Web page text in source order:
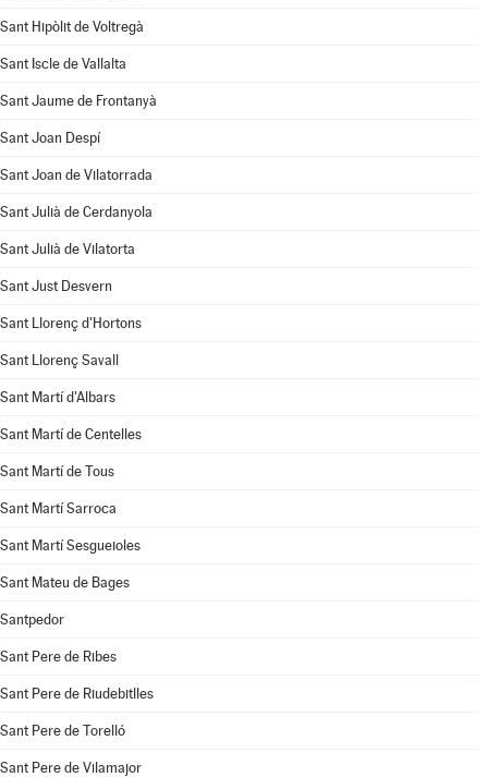
Sant Hipòlit de Voltregà
Sant Iscle de Vallalta
Sant Jaume de Frontanyà
Sant Joan Despí
Sant Joan de Vilatorrada
Sant Julià de Cerdanyola
Sant Julià de Vilatorta
Sant Just Desvern
Sant Llorenç d'Hortons
Sant Llorenç Savall
Sant Martí d'Albars
Sant Martí de Centelles
Sant Martí de Tous
Sant Martí Sarroca
Sant Martí Sesgueioles
Sant Mateu de Bages
Santpedor
Sant Pere de Ribes
Sant Pere de Riudebitlles
Sant Pere de Torelló
Sant Pere de Vilamajor